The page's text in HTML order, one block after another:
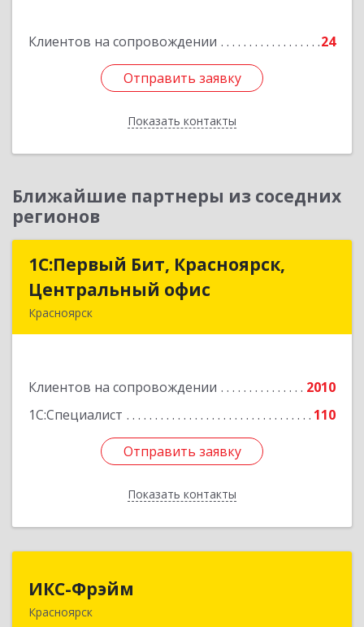
Клиентов на сопровождении 24
Отправить заявку
Показать контакты
Отправить заявку
Назад
Ближайшие партнеры из соседних
регионов
1С:Первый Бит, Красноярск,
Центральный офис
Красноярск
Клиентов на сопровождении
2010
1С:Специалист
110
Отправить заявку
Показать контакты
1С:Первый Бит, Красноярск,
Центральный офис
Подробнее
Отправить заявку
Назад
ИКС-Фрэйм
Красноярск660077, Красноярский край, Красноярск г,